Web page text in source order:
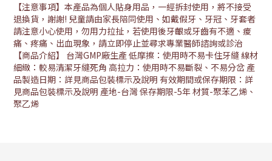
【注意事項】本產品為個人貼身用品，一經拆封使用，將不接受
退換貨，謝謝! 兒童請由家長陪同使用、如戴假牙、牙冠、牙套者
請注意小心使用，勿用力拉扯，若使用後牙齦或牙齒有不適、痠
痛、疼痛、出血現象，請立即停止並尋求專業醫師諮詢或診治
【商品介紹】 台灣GMP廠生產 低摩擦：使用時不易卡住牙縫 線材
細緻：較易清潔牙縫死角 高拉力：使用時不易斷裂、不易分岔 產
品製造日期：詳見商品包裝標示及說明 有效期間或保存期限：詳
見商品包裝標示及說明 產地-台灣 保存期限-5年 材質-聚苯乙烯、
聚乙烯